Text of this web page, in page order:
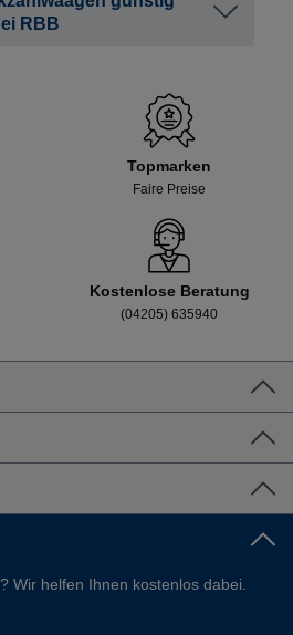
RBB
Topmarken
Faire Preise
Kostenlose Beratung
(04205) 635940
Wir helfen Ihnen kostenlos dabei.